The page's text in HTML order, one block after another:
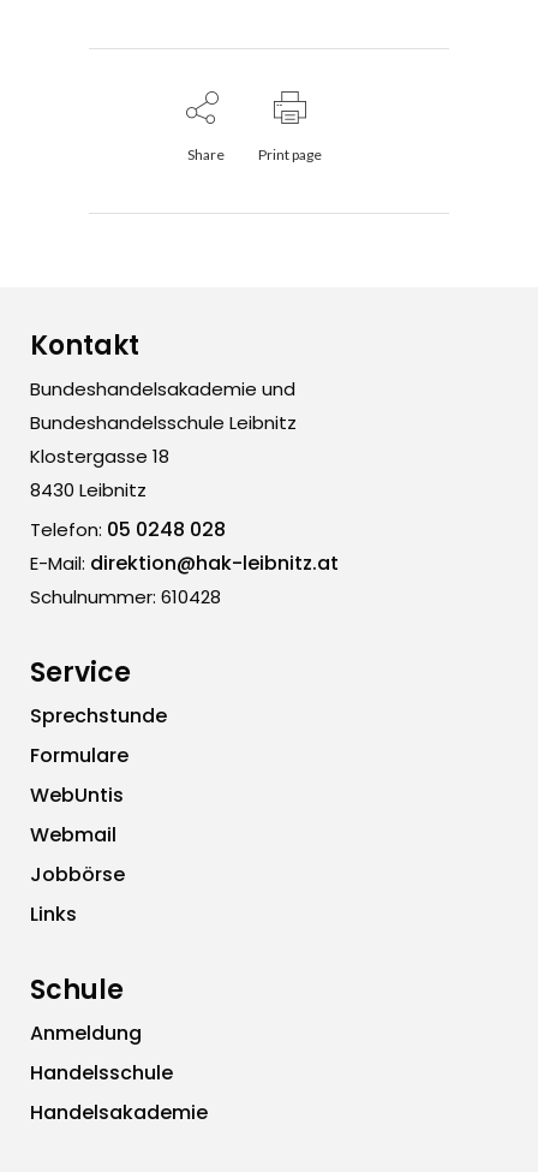
Share Print page
Kontakt
Bundeshandelsakademie und
Bundeshandelsschule Leibnitz
Klostergasse 18
8430 Leibnitz
Telefon: 05 0248 028
E-Mail: direktion@hak-leibnitz.at
Schulnummer: 610428
Service
Sprechstunde
Formulare
WebUntis
Webmail
Jobbörse
Links
Schule
Anmeldung
Handelsschule
Handelsakademie